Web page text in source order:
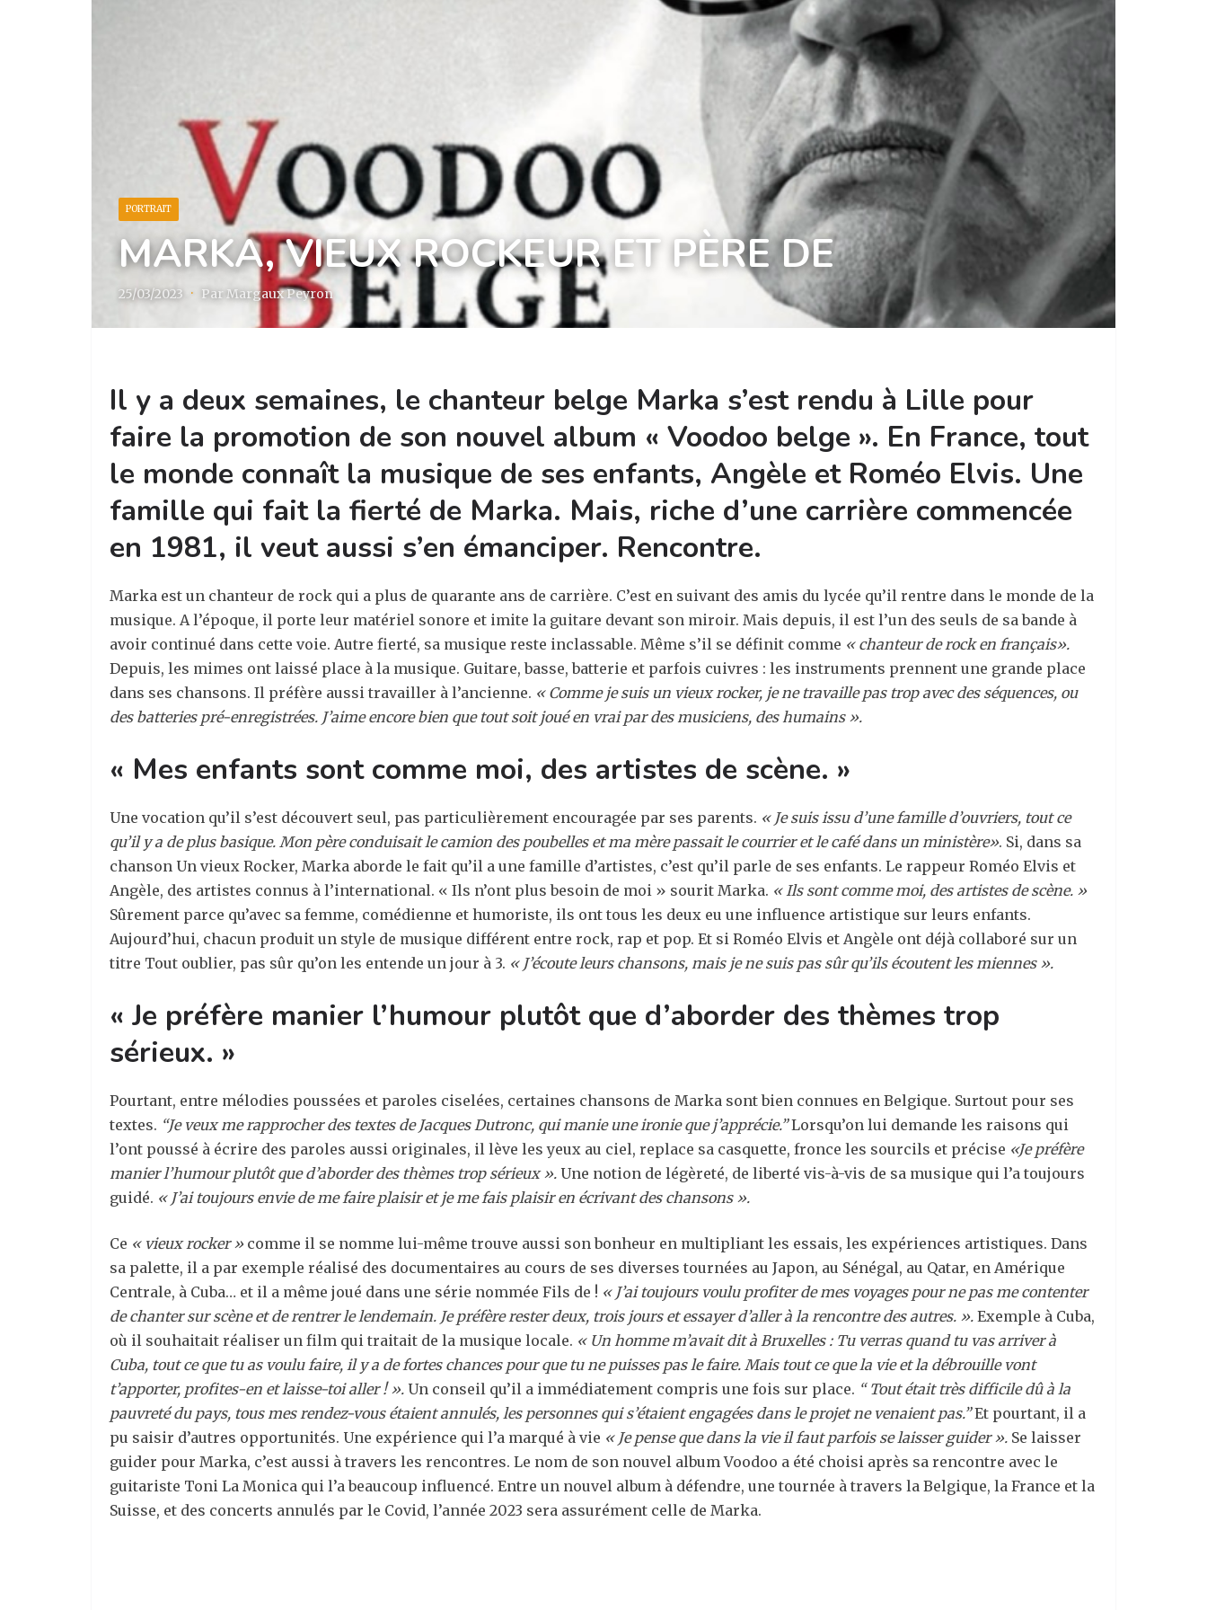
PORTRAIT
MARKA, VIEUX ROCKEUR ET PÈRE DE
25/03/2023 · Par Margaux Peyron
Il y a deux semaines, le chanteur belge Marka s’est rendu à Lille pour
faire la promotion de son nouvel album « Voodoo belge ». En France, tout
le monde connaît la musique de ses enfants, Angèle et Roméo Elvis. Une
famille qui fait la fierté de Marka. Mais, riche d’une carrière commencée
en 1981, il veut aussi s’en émanciper. Rencontre.
Marka est un chanteur de rock qui a plus de quarante ans de carrière. C’est en suivant des amis du lycée qu’il rentre dans le monde de la
musique. A l’époque, il porte leur matériel sonore et imite la guitare devant son miroir. Mais depuis, il est l’un des seuls de sa bande à
avoir continué dans cette voie. Autre fierté, sa musique reste inclassable. Même s’il se définit comme « chanteur de rock en français».
Depuis, les mimes ont laissé place à la musique. Guitare, basse, batterie et parfois cuivres : les instruments prennent une grande place
dans ses chansons. Il préfère aussi travailler à l’ancienne. « Comme je suis un vieux rocker, je ne travaille pas trop avec des séquences, ou
des batteries pré-enregistrées. J’aime encore bien que tout soit joué en vrai par des musiciens, des humains ».
« Mes enfants sont comme moi, des artistes de scène. »
Une vocation qu’il s’est découvert seul, pas particulièrement encouragée par ses parents. « Je suis issu d’une famille d’ouvriers, tout ce
qu’il y a de plus basique. Mon père conduisait le camion des poubelles et ma mère passait le courrier et le café dans un ministère». Si, dans sa
chanson Un vieux Rocker, Marka aborde le fait qu’il a une famille d’artistes, c’est qu’il parle de ses enfants. Le rappeur Roméo Elvis et
Angèle, des artistes connus à l’international. « Ils n’ont plus besoin de moi » sourit Marka. « Ils sont comme moi, des artistes de scène. »
Sûrement parce qu’avec sa femme, comédienne et humoriste, ils ont tous les deux eu une influence artistique sur leurs enfants.
Aujourd’hui, chacun produit un style de musique différent entre rock, rap et pop. Et si Roméo Elvis et Angèle ont déjà collaboré sur un
titre Tout oublier, pas sûr qu’on les entende un jour à 3. « J’écoute leurs chansons, mais je ne suis pas sûr qu’ils écoutent les miennes ».
« Je préfère manier l’humour plutôt que d’aborder des thèmes trop
sérieux. »
Pourtant, entre mélodies poussées et paroles ciselées, certaines chansons de Marka sont bien connues en Belgique. Surtout pour ses
textes. “Je veux me rapprocher des textes de Jacques Dutronc, qui manie une ironie que j’apprécie.”Lorsqu’on lui demande les raisons qui
l’ont poussé à écrire des paroles aussi originales, il lève les yeux au ciel, replace sa casquette, fronce les sourcils et précise «Je préfère
manier l’humour plutôt que d’aborder des thèmes trop sérieux ». Une notion de légèreté, de liberté vis-à-vis de sa musique qui l’a toujours
guidé. « J’ai toujours envie de me faire plaisir et je me fais plaisir en écrivant des chansons ».
Ce « vieux rocker »comme il se nomme lui-même trouve aussi son bonheur en multipliant les essais, les expériences artistiques. Dans
sa palette, il a par exemple réalisé des documentaires au cours de ses diverses tournées au Japon, au Sénégal, au Qatar, en Amérique
Centrale, à Cuba… et il a même joué dans une série nommée Fils de ! « J’ai toujours voulu profiter de mes voyages pour ne pas me contenter
de chanter sur scène et de rentrer le lendemain. Je préfère rester deux, trois jours et essayer d’aller à la rencontre des autres. ». Exemple à Cuba,
où il souhaitait réaliser un film qui traitait de la musique locale. « Un homme m’avait dit à Bruxelles : Tu verras quand tu vas arriver à
Cuba, tout ce que tu as voulu faire, il y a de fortes chances pour que tu ne puisses pas le faire. Mais tout ce que la vie et la débrouille vont
t’apporter, profites-en et laisse-toi aller ! ». Un conseil qu’il a immédiatement compris une fois sur place. “ Tout était très difficile dû à la
pauvreté du pays, tous mes rendez-vous étaient annulés, les personnes qui s’étaient engagées dans le projet ne venaient pas.”Et pourtant, il a
pu saisir d’autres opportunités. Une expérience qui l’a marqué à vie « Je pense que dans la vie il faut parfois se laisser guider ». Se laisser
guider pour Marka, c’est aussi à travers les rencontres. Le nom de son nouvel album Voodoo a été choisi après sa rencontre avec le
guitariste Toni La Monica qui l’a beaucoup influencé. Entre un nouvel album à défendre, une tournée à travers la Belgique, la France et la
Suisse, et des concerts annulés par le Covid, l’année 2023 sera assurément celle de Marka.